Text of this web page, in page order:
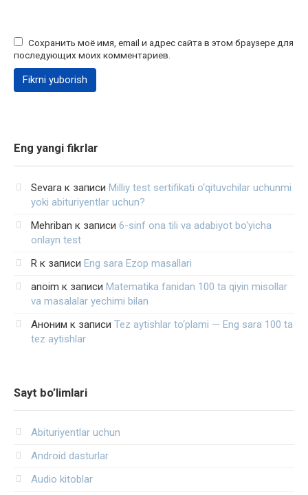
Сохранить моё имя, email и адрес сайта в этом браузере для
последующих моих комментариев.
Eng yangi fikrlar
Sevara к записи Milliy test sertifikati o‘qituvchilar uchunmi
yoki abituriyentlar uchun?
Mehriban к записи 6-sinf ona tili va adabiyot bo‘yicha
onlayn test
R к записи Eng sara Ezop masallari
anoim к записи Matematika fanidan 100 ta qiyin misollar
va masalalar yechimi bilan
Аноним к записи Tez aytishlar to‘plami — Eng sara 100 ta
tez aytishlar
Sayt bo’limlari
Abituriyentlar uchun
Android dasturlar
Audio kitoblar